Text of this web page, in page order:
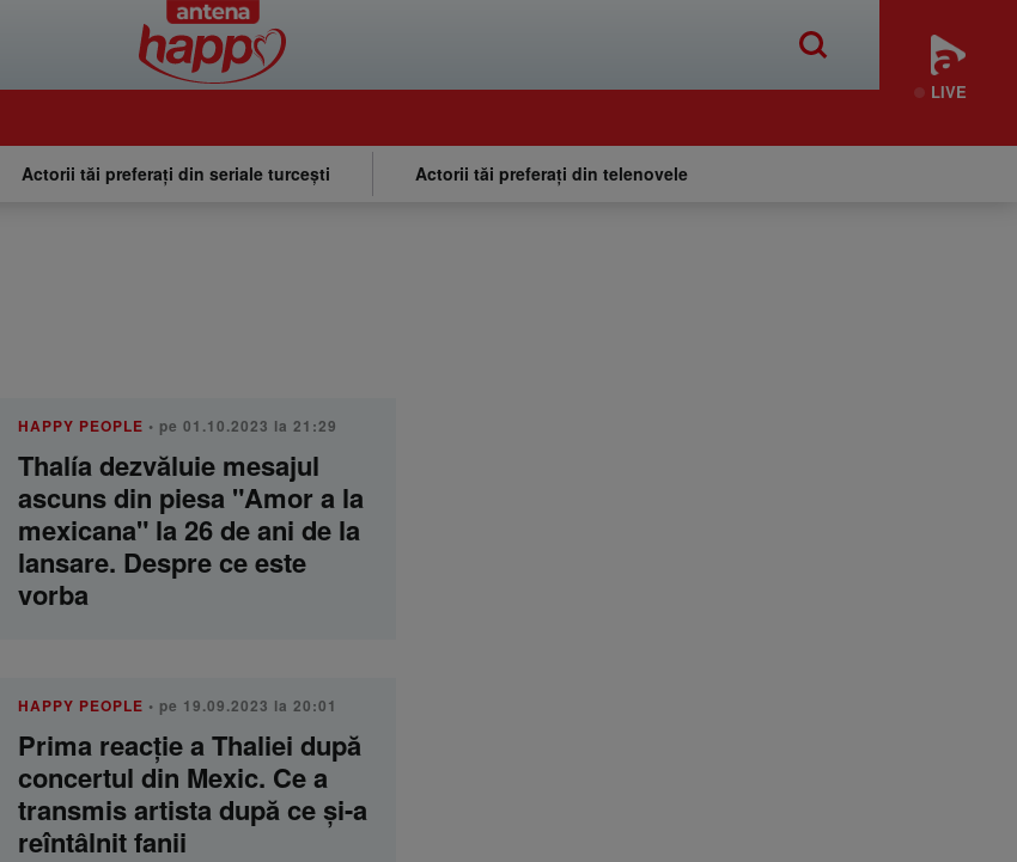
LIVE
Actorii tăi preferați din seriale turcești Actorii tăi preferați din telenovele
HAPPY PEOPLE • pe 01.10.2023 la 21:29
Thalía dezvăluie mesajul
ascuns din piesa "Amor a la
mexicana" la 26 de ani de la
lansare. Despre ce este
vorba
HAPPY PEOPLE • pe 19.09.2023 la 20:01
Prima reacție a Thaliei după
concertul din Mexic. Ce a
transmis artista după ce și-a
reîntâlnit fanii